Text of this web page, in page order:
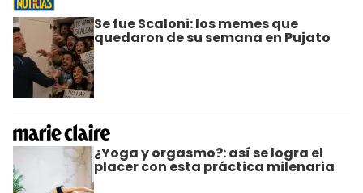
Se fue Scaloni: los memes que
quedaron de su semana en Pujato
¿Yoga y orgasmo?: así se logra el
placer con esta práctica milenaria